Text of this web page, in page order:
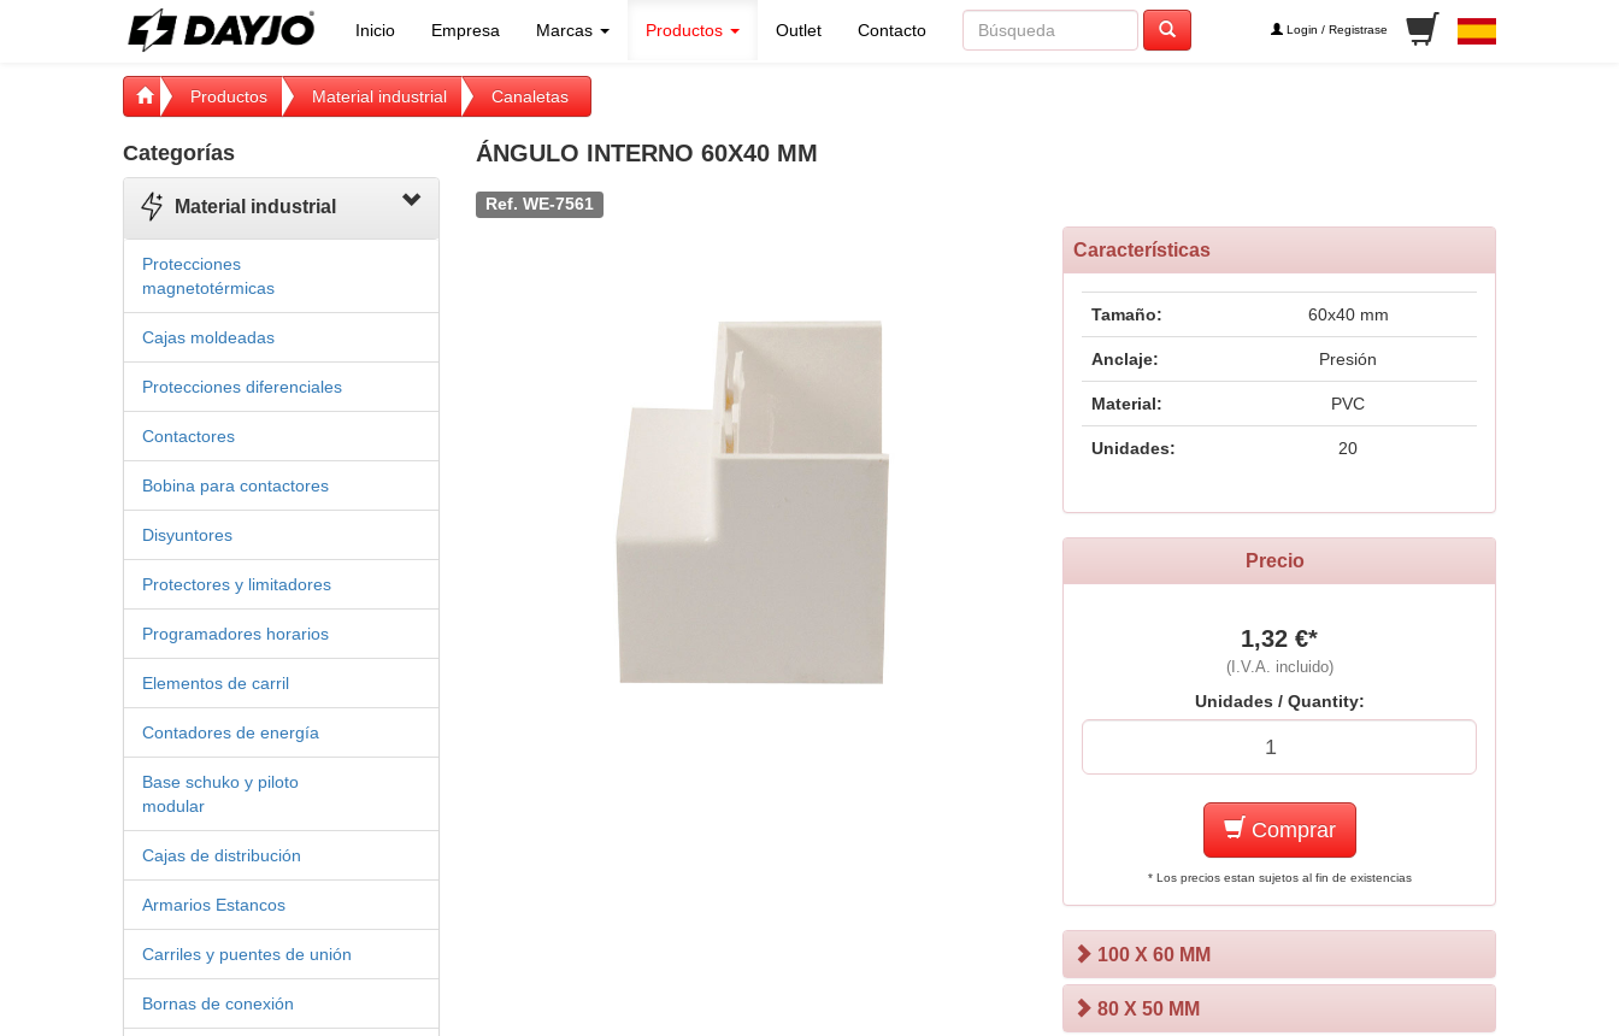
Inicio Empresa Marcas Productos Outlet Contacto Login / Registrase
Productos Material industrial Canaletas
Categorías
Material industrial
Protecciones
magnetotérmicas
Cajas moldeadas
Protecciones diferenciales
Contactores
Bobina para contactores
Disyuntores
Protectores y limitadores
Programadores horarios
Elementos de carril
Contadores de energía
Base schuko y piloto
modular
Cajas de distribución
Armarios Estancos
Carriles y puentes de unión
Bornas de conexión
ÁNGULO INTERNO 60X40 MM
Ref. WE-7561
Características
Tamaño: 60x40 mm
Anclaje: Presión
Material: PVC
Unidades: 20
Precio
1,32 €*
(I.V.A. incluido)
Unidades / Quantity:
Comprar
* Los precios estan sujetos al fin de existencias
100 X 60 MM
80 X 50 MM